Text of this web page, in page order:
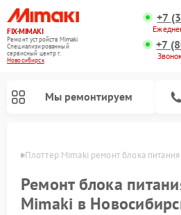
FIX-MIMAKI
Ремонт устройств Mimaki
Специализированный
cервисный центр г.
Новосибирск
+7
+7
Мы ремонтируем
Плоттер Mimaki ремонт блока питания
Ремонт блока
Mimaki в